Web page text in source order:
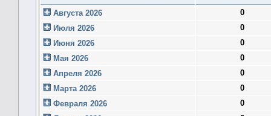
Августа 2026
0
Июля 2026
0
Июня 2026
0
Мая 2026
0
Апреля 2026
0
Марта 2026
0
Февраля 2026
0